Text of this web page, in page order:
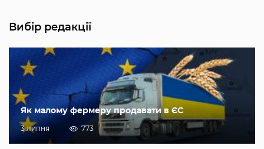
Вибір редакції
Як малому фермеру продавати в ЄС
3 липня 773